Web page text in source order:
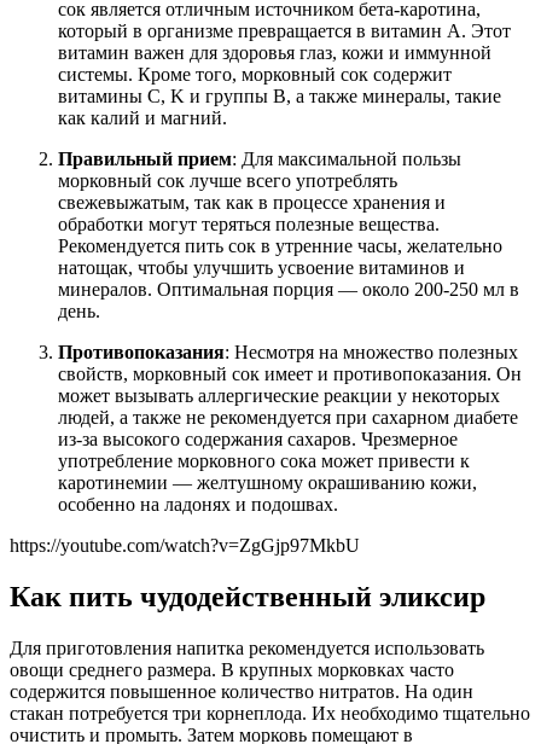
сок является отличным источником бета-каротина,
который в организме превращается в витамин A. Этот
витамин важен для здоровья глаз, кожи и иммунной
системы. Кроме того, морковный сок содержит
витамины C, K и группы B, а также минералы, такие
как калий и магний.
Правильный прием: Для максимальной пользы
морковный сок лучше всего употреблять
свежевыжатым, так как в процессе хранения и
обработки могут теряться полезные вещества.
Рекомендуется пить сок в утренние часы, желательно
натощак, чтобы улучшить усвоение витаминов и
минералов. Оптимальная порция — около 200-250 мл в
день.
Противопоказания: Несмотря на множество полезных
свойств, морковный сок имеет и противопоказания. Он
может вызывать аллергические реакции у некоторых
людей, а также не рекомендуется при сахарном диабете
из-за высокого содержания сахаров. Чрезмерное
употребление морковного сока может привести к
каротинемии — желтушному окрашиванию кожи,
особенно на ладонях и подошвах.
https://youtube.com/watch?v=ZgGjp97MkbU
Как пить чудодейственный эликсир
Для приготовления напитка рекомендуется использовать
овощи среднего размера. В крупных морковках часто
содержится повышенное количество нитратов. На один
стакан потребуется три корнеплода. Их необходимо тщательно
очистить и промыть. Затем морковь помещают в